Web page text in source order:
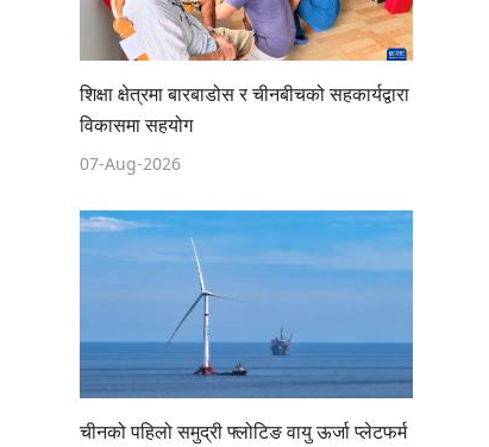
शिक्षा क्षेत्रमा बारबाडोस र चीनबीचको सहकार्यद्वारा
विकासमा सहयोग
07-Aug-2026
चीनको पहिलो समुद्री फ्लोटिङ वायु ऊर्जा प्लेटफर्म